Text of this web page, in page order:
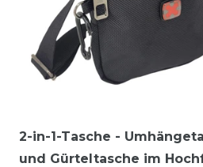
2-in-1-Tasche -
und Gürteltasche im